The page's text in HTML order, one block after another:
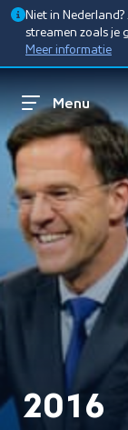
Niet in
streamen zoals je
Meer informatie
Menu
2016